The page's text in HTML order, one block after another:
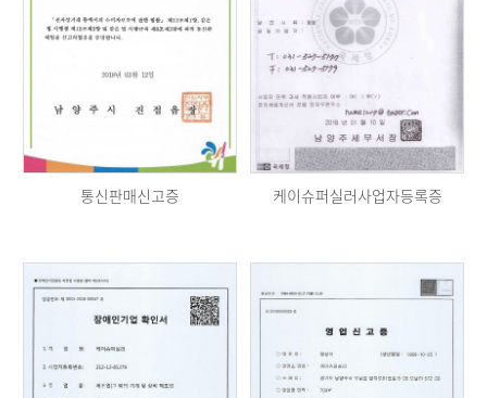
통신판매신고증 케이슈퍼실러사업자등록증